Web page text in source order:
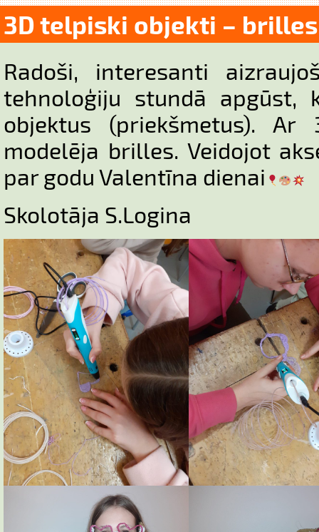
3D telpiski objekti – brilles
Radoši, interesanti
tehnoloģiju stundā apgūst,
objektus (priekšmetus). Ar
modelēja brilles. Veidojot
par godu Valentīna dienai
Skolotāja S.Logina